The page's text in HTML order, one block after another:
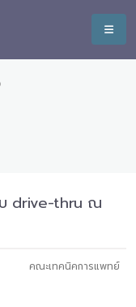
บ drive-thru ณ
คณะเทคนิคการแพทย์